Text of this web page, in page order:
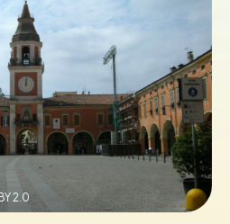
buchen
bestellen
2.0